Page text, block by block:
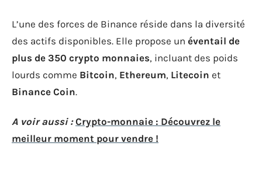
L’une des forces de Binance réside dans la diversité
des actifs disponibles. Elle propose un éventail de
plus de 350 crypto monnaies, incluant des poids
lourds comme Bitcoin, Ethereum, Litecoin et
Binance Coin.
A voir aussi : Crypto-monnaie : Découvrez le
meilleur moment pour vendre !